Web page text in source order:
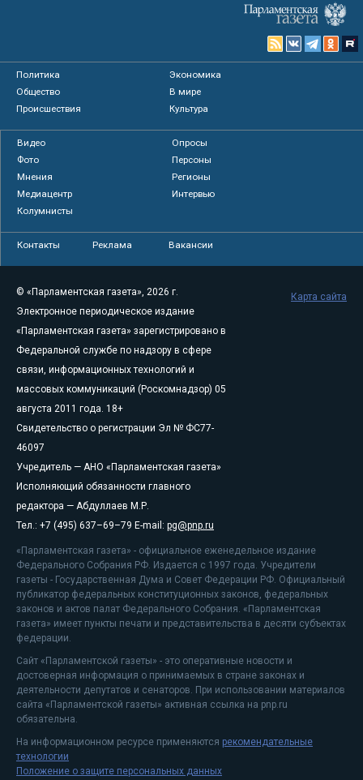
Политика
Экономика
Общество
В мире
Происшествия
Культура
Видео
Опросы
Фото
Персоны
Мнения
Регионы
Медиацентр
Интервью
Колумнисты
Контакты Реклама Вакансии
© «Парламентская газета», 2026 г.
Электронное периодическое издание
«Парламентская газета» зарегистрировано в
Федеральной службе по надзору в сфере
связи, информационных технологий и
массовых коммуникаций (Роскомнадзор) 05
августа 2011 года. 18+
Свидетельство о регистрации Эл № ФС77-
46097
Учредитель — АНО «Парламентская газета»
Исполняющий обязанности главного
редактора — Абдуллаев М.Р.
Тел.: +7 (495) 637–69–79 E-mail: pg@pnp.ru
«Парламентская газета» - официальное еженедельное издание
Федерального Собрания РФ. Издается с 1997 года. Учредители
газеты - Государственная Дума и Совет Федерации РФ. Официальный
публикатор федеральных конституционных законов, федеральных
законов и актов палат Федерального Собрания. «Парламентская
газета» имеет пункты печати и представительства в десяти субъектах
федерации.
Сайт «Парламентской газеты» - это оперативные новости и
достоверная информация о принимаемых в стране законах и
деятельности депутатов и сенаторов. При использовании материалов
сайта «Парламентской газеты» активная ссылка на pnp.ru
обязательна.
На информационном ресурсе применяются рекомендательные
технологии
Положение о защите персональных данных
Карта сайта